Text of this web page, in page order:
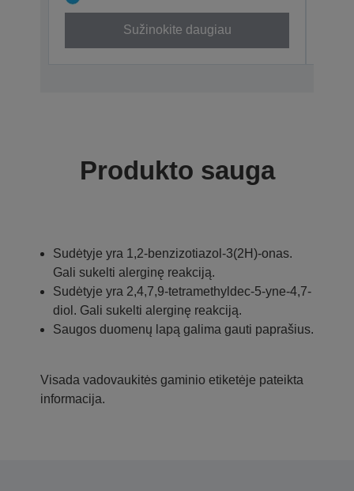
Sužinokite daugiau
Produkto sauga
Sudėtyje yra 1,2-benzizotiazol-3(2H)-onas.
Gali sukelti alerginę reakciją.
Sudėtyje yra 2,4,7,9-tetramethyldec-5-yne-4,7-
diol. Gali sukelti alerginę reakciją.
Saugos duomenų lapą galima gauti paprašius.
Visada vadovaukitės gaminio etiketėje pateikta
informacija.